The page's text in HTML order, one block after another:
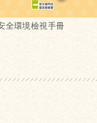
全環境檢視手冊